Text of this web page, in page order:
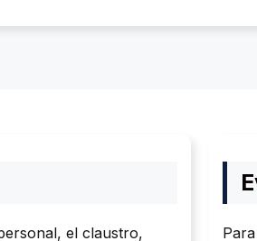
el claustro,